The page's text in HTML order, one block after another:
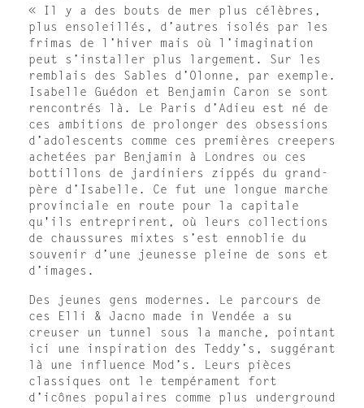
« Il y a des bouts de mer plus célèbres,
plus ensoleillés, d’autres isolés par les
frimas de l’hiver mais où l’imagination
peut s’installer plus largement. Sur les
remblais des Sables d’Olonne, par exemple.
Isabelle Guédon et Benjamin Caron se sont
rencontrés là. Le Paris d’Adieu est né de
ces ambitions de prolonger des obsessions
d’adolescents comme ces premières creepers
achetées par Benjamin à Londres ou ces
bottillons de jardiniers zippés du grand-
père d’Isabelle. Ce fut une longue marche
provinciale en route pour la capitale
qu'ils entreprirent, où leurs collections
de chaussures mixtes s’est ennoblie du
souvenir d’une jeunesse pleine de sons et
d’images.
Des jeunes gens modernes. Le parcours de
ces Elli & Jacno made in Vendée a su
creuser un tunnel sous la manche, pointant
ici une inspiration des Teddy’s, suggérant
là une influence Mod’s. Leurs pièces
classiques ont le tempérament fort
d’icônes populaires comme plus underground